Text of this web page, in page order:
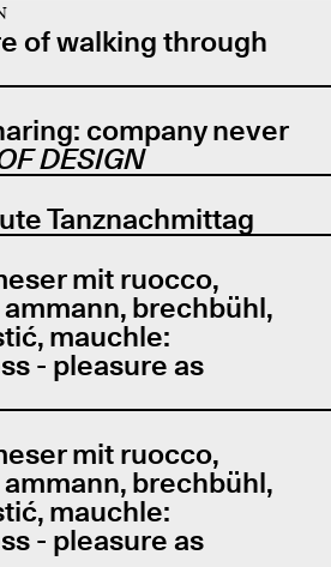
of walking through
company never
DESIGN
Tanznachmittag
mit ruocco,
brechbühl,
mauchle:
- pleasure as
mit ruocco,
brechbühl,
mauchle:
- pleasure as